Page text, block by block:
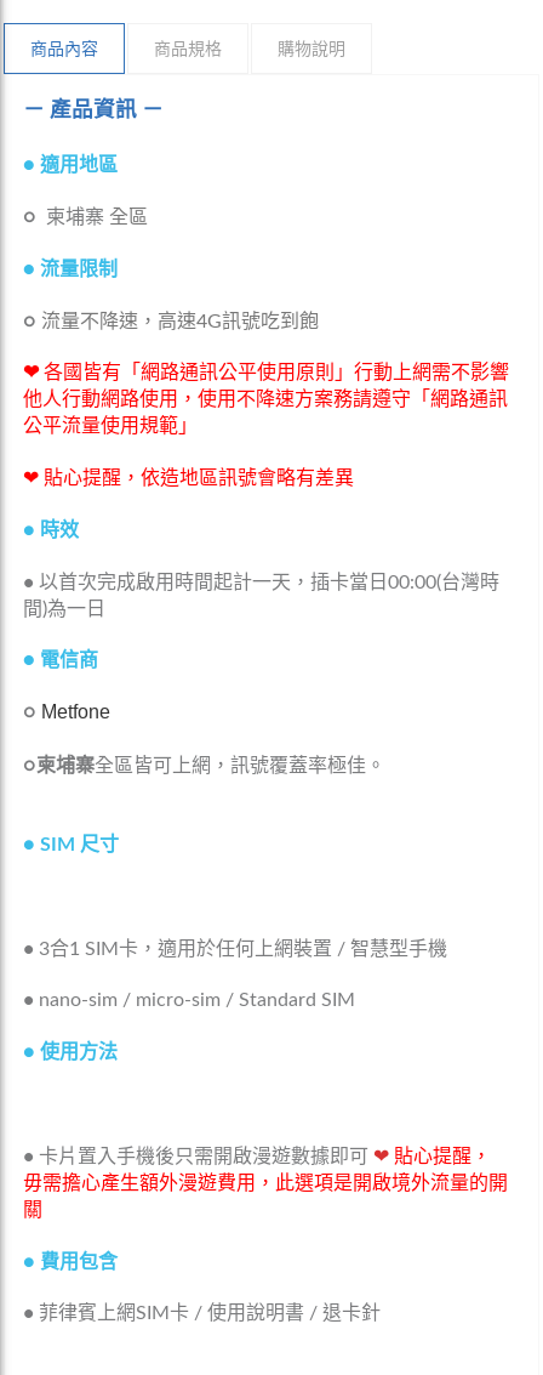
商品內容 商品規格 購物說明
－ 產品資訊 －
● 適用地區
○ 柬埔寨 全區
● 流量限制
○ 流量不降速，高速4G訊號吃到飽
❤各國皆有「網路通訊公平使用原則」行動上網需不影響
他人行動網路使用，使用不降速方案務請遵守「網路通訊
公平流量使用規範」
❤ 貼心提醒，依造地區訊號會略有差異
● 時效
• 以首次完成啟用時間起計一天，插卡當日00:00(台灣時
間)為一日
● 電信商
○ Metfone
○柬埔寨全區皆可上網，訊號覆蓋率極佳。
● SIM 尺寸
• 3合1 SIM卡，適用於任何上網裝置 / 智慧型手機
• nano-sim / micro-sim / Standard SIM
● 使用方法
• 卡片置入手機後只需開啟漫遊數據即可 ❤ 貼心提醒，
毋需擔心產生額外漫遊費用，此選項是開啟境外流量的開
關
● 費用包含
• 菲律賓上網SIM卡 / 使用說明書 / 退卡針